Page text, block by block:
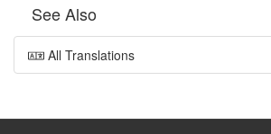
See Also
All Translations